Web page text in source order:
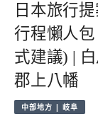
日本旅行
行程懶人
式建議) |
郡上八幡
中部地方 | 岐阜